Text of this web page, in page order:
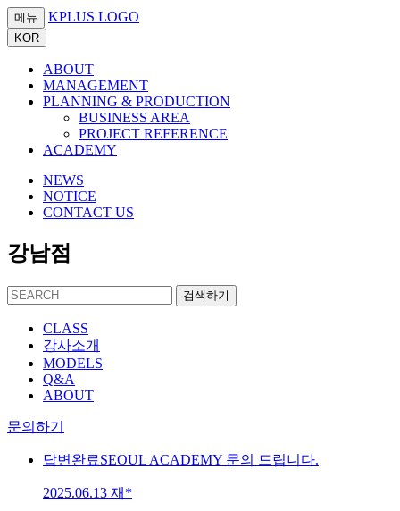
메뉴 KPLUS LOGO
KOR
ABOUT
MANAGEMENT
PLANNING & PRODUCTION
BUSINESS AREA
PROJECT REFERENCE
ACADEMY
NEWS
NOTICE
CONTACT US
강남점
검색하기
CLASS
강사소개
MODELS
Q&A
ABOUT
문의하기
답변완료SEOUL ACADEMY 문의 드립니다.
2025.06.13 재*